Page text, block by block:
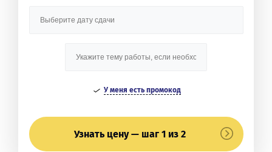
У меня есть промокод
Узнать цену — шаг 1 из 2